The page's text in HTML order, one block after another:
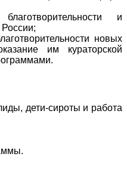
и
новых
им кураторской
дети-сироты и работа